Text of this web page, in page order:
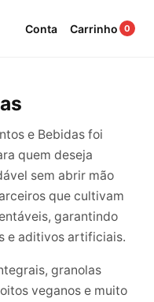
Conta Carrinho 0
e Bebidas foi
quem deseja
sem abrir mão
que cultivam
garantindo
e aditivos artificiais.
granolas
veganos e muito